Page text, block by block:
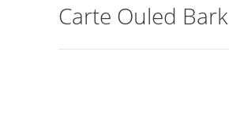
Carte Ouled Bark